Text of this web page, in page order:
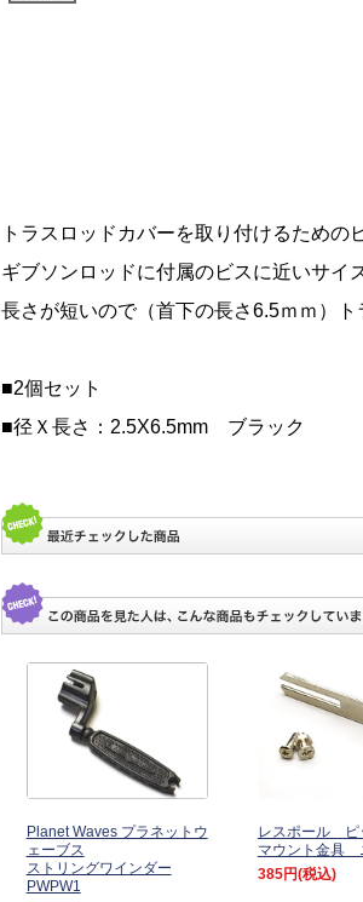
トラスロッドカバーを取り付けるための
ギブソンロッドに付属のビスに近いサイ
長さが短いので（首下の長さ6.5ｍｍ）ト
■2個セット
■径Ｘ長さ：2.5X6.5mm ブラック
Planet Waves プラネットウ
ェーブス
ストリングワインダー
PWPW1
レスポール ピ
マウント金具
385円(税込)